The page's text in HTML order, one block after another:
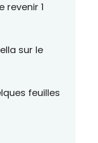
revenir 1
sur le
feuilles